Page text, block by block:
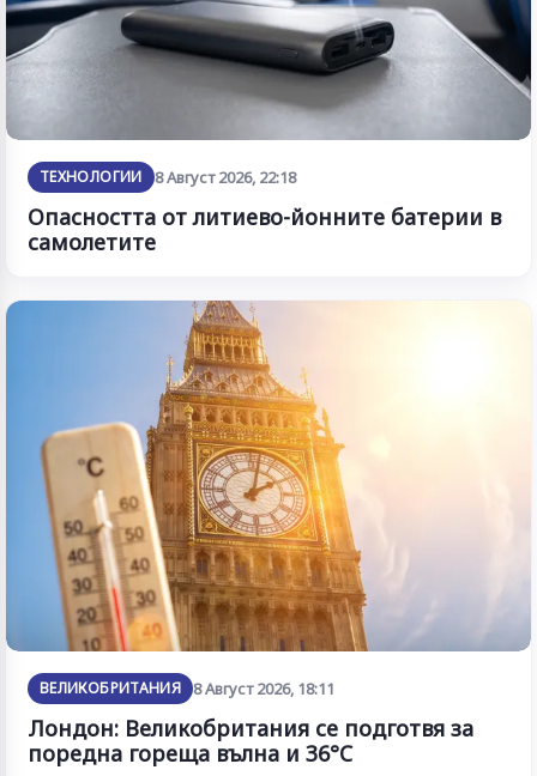
ТЕХНОЛОГИИ 8 Август 2026, 22:18
Опасността от литиево-йонните батерии в
самолетите
ВЕЛИКОБРИТАНИЯ 8 Август 2026, 18:11
Лондон: Великобритания се подготвя за
поредна гореща вълна и 36°C